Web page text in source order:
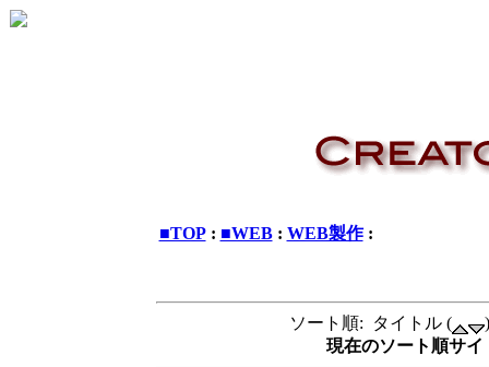
■TOP: ■WEB: WEB製作:
ソート順: タイトル (
現在のソート順サ